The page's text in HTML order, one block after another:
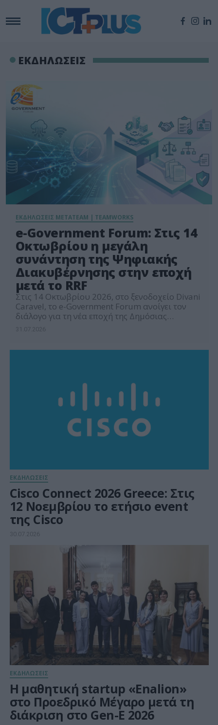
ΕΚΔΗΛΩΣΕΙΣ
ΕΚΔΗΛΩΣΕΙΣ METATEAM | TEAMWORKS
e-Government Forum: Στις 14
Οκτωβρίου η μεγάλη
συνάντηση της Ψηφιακής
Διακυβέρνησης στην εποχή
μετά το RRF
Στις 14 Οκτωβρίου 2026, στο ξενοδοχείο Divani
Caravel, το e-Government Forum ανοίγει τον
διάλογο για τη νέα εποχή της Δημόσιας
και από το Ταμείο Ανάκαμψης, στη δύσκολη
ΕΚΔΗΛΩΣΕΙΣ
Cisco Connect 2026 Greece: Στις
12 Νοεμβρίου το ετήσιο event
της Cisco
30.07.2026
ΕΚΔΗΛΩΣΕΙΣ
Η μαθητική startup «Enalion»
στο Προεδρικό Μέγαρο μετά τη
διάκριση στο Gen-E 2026